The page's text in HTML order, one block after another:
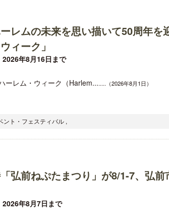
レムの未来を思い描いて50周年を
ィーク」
年8月16日まで
ーレム・ウィーク（Harlem........（2026年8月1日）
ト・フェスティバル ,
弘前ねぷたまつり」が8/1-7、弘前
年8月7日まで